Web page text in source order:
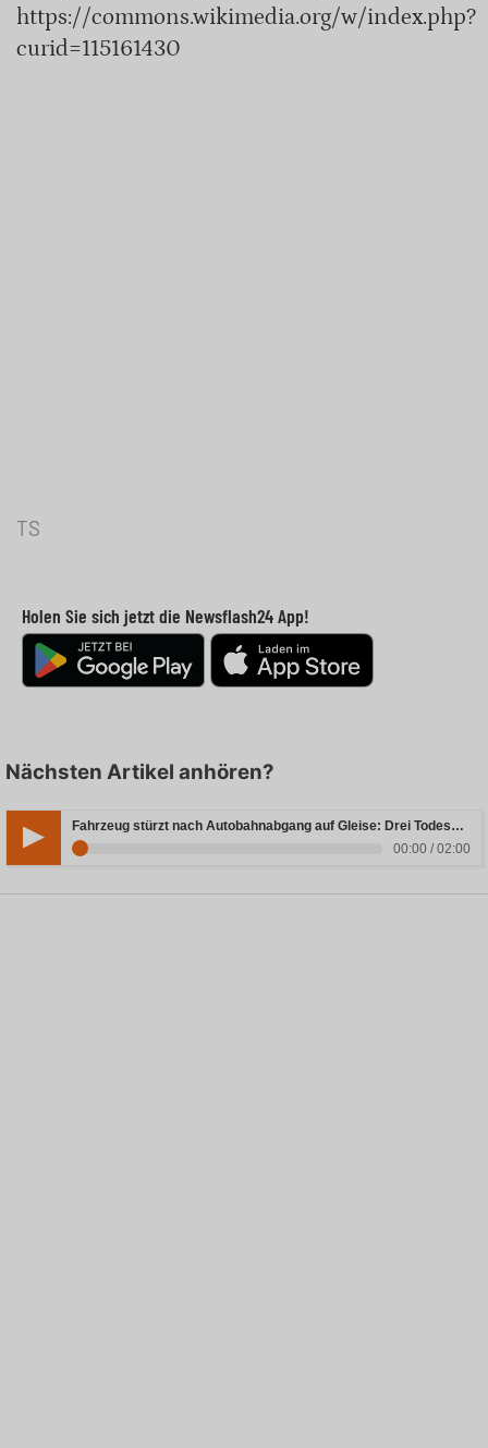
https://commons.wikimedia.org/w/index.php?
curid=115161430
TS
Holen Sie sich jetzt die Newsflash24 App!
Nächsten Artikel anhören?
Fahrzeug stürzt nach Autobahnabgang auf Gleise: Drei Todesopfer in Bayern
00:00 / 02:00